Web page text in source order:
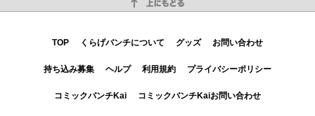
TOP くらげバンチについて グッズ お問い合わせ
持ち込み募集 ヘルプ 利用規約 プライバシーポリシー
コミックバンチKai コミックバンチKaiお問い合わせ